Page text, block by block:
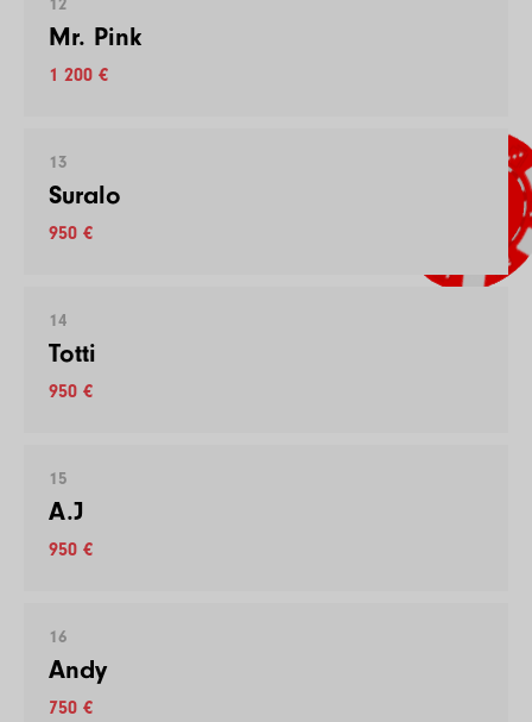
12
Mr. Pink
1 200 €
13
Suralo
950 €
14
Totti
950 €
15
A.J
950 €
16
Andy
750 €